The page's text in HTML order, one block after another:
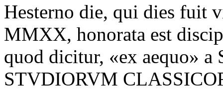
Hesterno die, qui dies fuit
MMXX, honorata est
quod dicitur, «ex aequo»
STVDIORVM